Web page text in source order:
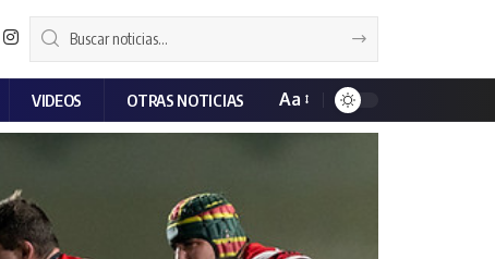
VIDEOS OTRAS NOTICIAS Aa